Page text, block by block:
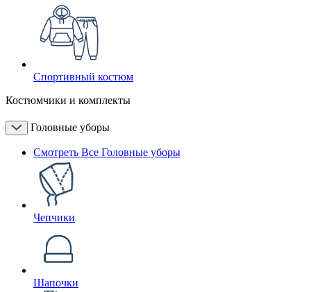
Спортивный костюм
Костюмчики и комплекты
Головные уборы
Смотреть Все Головные уборы
Чепчики
Шапочки